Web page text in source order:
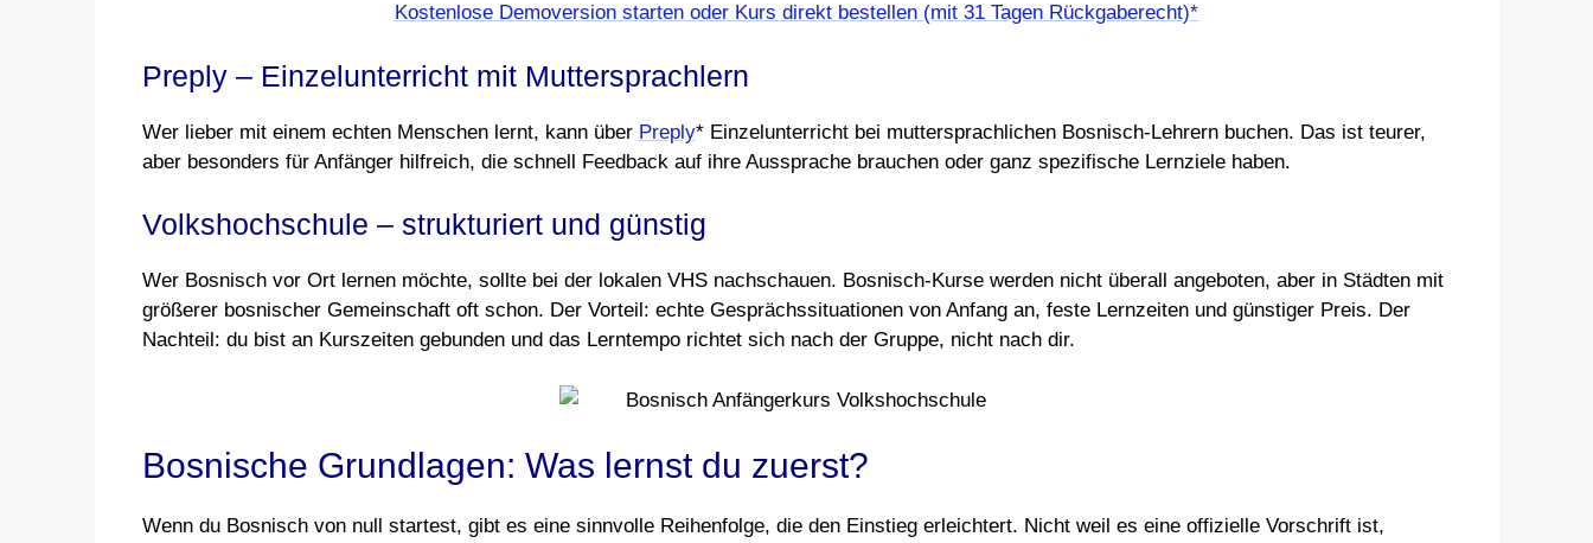
Kostenlose Demoversion starten oder Kurs direkt bestellen (mit 31 Tagen Rückgaberecht)*
Preply – Einzelunterricht mit Muttersprachlern
Wer lieber mit einem echten Menschen lernt, kann über Preply* Einzelunterricht bei muttersprachlichen Bosnisch-Lehrern buchen. Das ist teurer,
aber besonders für Anfänger hilfreich, die schnell Feedback auf ihre Aussprache brauchen oder ganz spezifische Lernziele haben.
Volkshochschule – strukturiert und günstig
Wer Bosnisch vor Ort lernen möchte, sollte bei der lokalen VHS nachschauen. Bosnisch-Kurse werden nicht überall angeboten, aber in Städten mit
größerer bosnischer Gemeinschaft oft schon. Der Vorteil: echte Gesprächssituationen von Anfang an, feste Lernzeiten und günstiger Preis. Der
Nachteil: du bist an Kurszeiten gebunden und das Lerntempo richtet sich nach der Gruppe, nicht nach dir.
Bosnische Grundlagen: Was lernst du zuerst?
Wenn du Bosnisch von null startest, gibt es eine sinnvolle Reihenfolge, die den Einstieg erleichtert. Nicht weil es eine offizielle Vorschrift ist,